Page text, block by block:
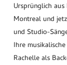
Ursprünglich
Montreal und
und Studio-
Ihre
Rachelle als